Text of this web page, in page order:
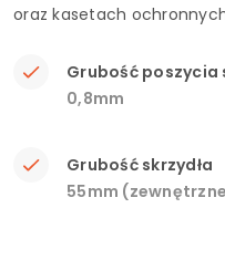
oraz kasetach
Grubość poszycia
0,8mm
Grubość skrzydła
55mm